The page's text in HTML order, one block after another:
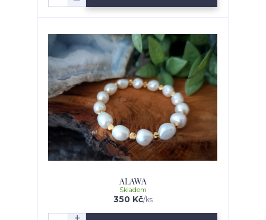
ALAWA
350 Kč/ks
Skladem